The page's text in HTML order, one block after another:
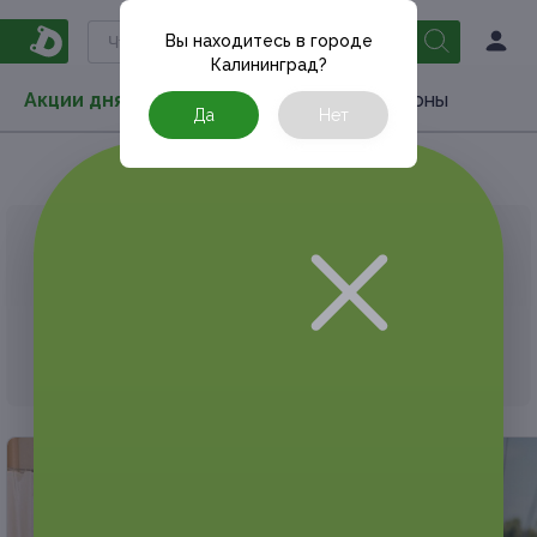
Акции дня Товары Туризм РестоКупоны
Вы находитесь в городе
Калининград?
Да Нет
Квеcты
К сожалению, выгодные акции быстро
Но у Frendi есть предложения, которые